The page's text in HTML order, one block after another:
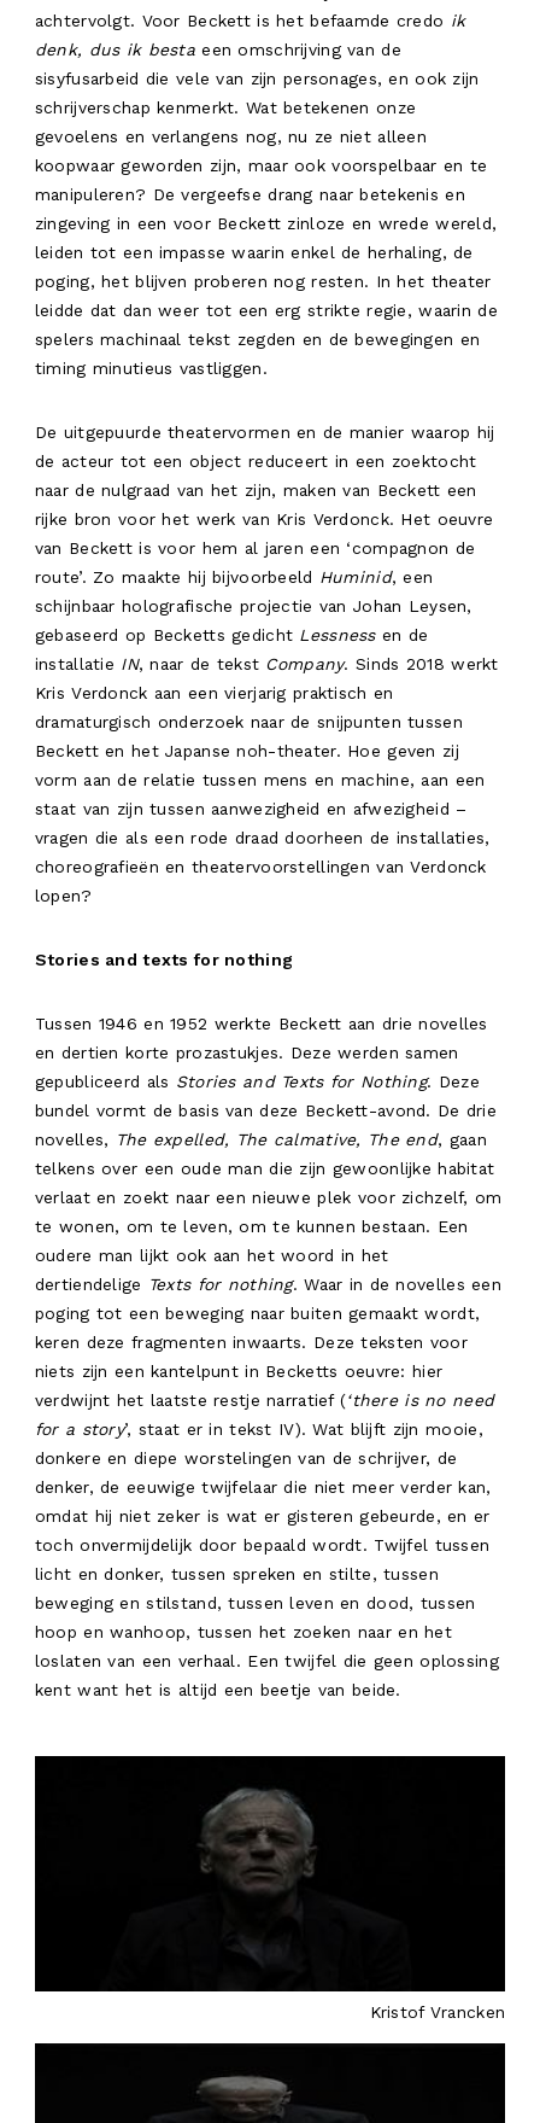
achtervolgt. Voor Beckett is het befaamde credo ik
denk, dus ik bestaeen omschrijving van de
sisyfusarbeid die vele van zijn personages, en ook zijn
schrijverschap kenmerkt. Wat betekenen onze
gevoelens en verlangens nog, nu ze niet alleen
koopwaar geworden zijn, maar ook voorspelbaar en te
manipuleren? De vergeefse drang naar betekenis en
zingeving in een voor Beckett zinloze en wrede wereld,
leiden tot een impasse waarin enkel de herhaling, de
poging, het blijven proberen nog resten. In het theater
leidde dat dan weer tot een erg strikte regie, waarin de
spelers machinaal tekst zegden en de bewegingen en
timing minutieus vastliggen.
De uitgepuurde theatervormen en de manier waarop hij
de acteur tot een object reduceert in een zoektocht
naar de nulgraad van het zijn, maken van Beckett een
rijke bron voor het werk van Kris Verdonck. Het oeuvre
van Beckett is voor hem al jaren een ‘compagnon de
route’. Zo maakte hij bijvoorbeeld Huminid, een
schijnbaar holografische projectie van Johan Leysen,
gebaseerd op Becketts gedicht Lessnessen de
installatie IN, naar de tekst Company. Sinds 2018 werkt
Kris Verdonck aan een vierjarig praktisch en
dramaturgisch onderzoek naar de snijpunten tussen
Beckett en het Japanse noh-theater. Hoe geven zij
vorm aan de relatie tussen mens en machine, aan een
staat van zijn tussen aanwezigheid en afwezigheid –
vragen die als een rode draad doorheen de installaties,
choreografieën en theatervoorstellingen van Verdonck
lopen?
Stories and texts for nothing
Tussen 1946 en 1952 werkte Beckett aan drie novelles
en dertien korte prozastukjes. Deze werden samen
gepubliceerd als Stories and Texts for Nothing. Deze
bundel vormt de basis van deze Beckett-avond. De drie
novelles, The expelled, The calmative, The end, gaan
telkens over een oude man die zijn gewoonlijke habitat
verlaat en zoekt naar een nieuwe plek voor zichzelf, om
te wonen, om te leven, om te kunnen bestaan. Een
oudere man lijkt ook aan het woord in het
dertiendelige Texts for nothing. Waar in de novelles een
poging tot een beweging naar buiten gemaakt wordt,
keren deze fragmenten inwaarts. Deze teksten voor
niets zijn een kantelpunt in Becketts oeuvre: hier
verdwijnt het laatste restje narratief (‘there is no need
for a story’, staat er in tekst IV). Wat blijft zijn mooie,
donkere en diepe worstelingen van de schrijver, de
denker, de eeuwige twijfelaar die niet meer verder kan,
omdat hij niet zeker is wat er gisteren gebeurde, en er
toch onvermijdelijk door bepaald wordt. Twijfel tussen
licht en donker, tussen spreken en stilte, tussen
beweging en stilstand, tussen leven en dood, tussen
hoop en wanhoop, tussen het zoeken naar en het
loslaten van een verhaal. Een twijfel die geen oplossing
kent want het is altijd een beetje van beide.
Kristof Vrancken